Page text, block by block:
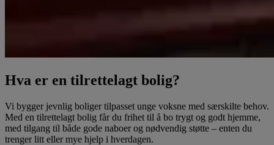
Hva er en tilrettelagt bolig?
Vi bygger jevnlig boliger tilpasset unge voksne med særskilte behov.
Med en tilrettelagt bolig får du frihet til å bo trygt og godt hjemme,
med tilgang til både gode naboer og nødvendig støtte – enten du
trenger litt eller mye hjelp i hverdagen.